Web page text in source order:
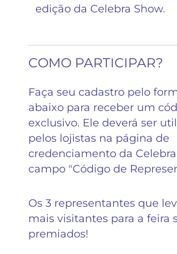
edição da Celebra Show.
COMO PARTICIPAR?
Faça seu cadastro pelo
abaixo para receber um
exclusivo. Ele deverá ser
pelos lojistas na página de
credenciamento da
campo "Código de
Os 3 representantes que
mais visitantes para a feira
premiados!